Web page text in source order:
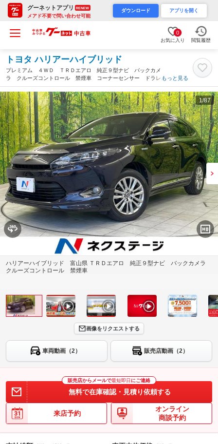
グーネットアプリ RENEW
メアド不要で問い合わせ可能
ダウンロード アプリを開く
0
お気に入り 閲覧履歴
トヨタ ハリアーハイブリッド
プレミアム ４ＷＤ ＴＲＤエアロ 純正９型ナビ バックカメ
ラ クルーズコントロール 禁煙車 コーナーセンサー ドラレ
コ パワーシート ＬＥＤヘッドライト フォグライト ＥＴＣ
Ｂｌｕｅｔｏｏｔｈ再生（富山県）
もっと見る
1/87
ハリアーハイブリッド 富山県 ＴＲＤエアロ 純正９型ナビ バックカメラ
クルーズコントロール 禁煙車
画像をリクエストする
車両動画（2） 販売店動画（2）
販売店からメールで最短即日 にご連絡
無料で在庫確認・見積り依頼する
来店予約
オンライン
商談予約